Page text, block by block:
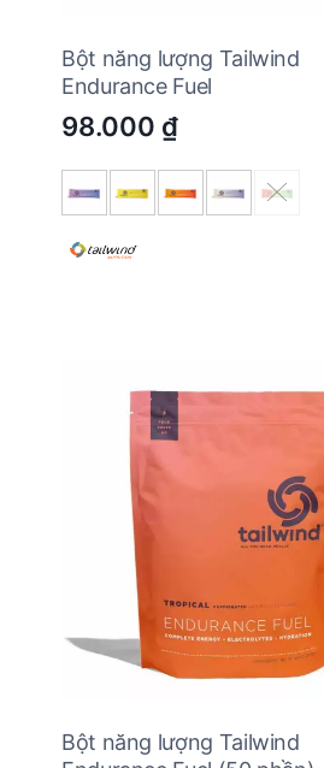
Bột năng lượng Tailwind
Endurance Fuel
98.000 ₫
Bột năng lượng Tailwind